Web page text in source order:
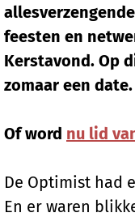
feesten en
Kerstavond. Op
zomaar een
Of word nu lid
De Optimist had
En er waren